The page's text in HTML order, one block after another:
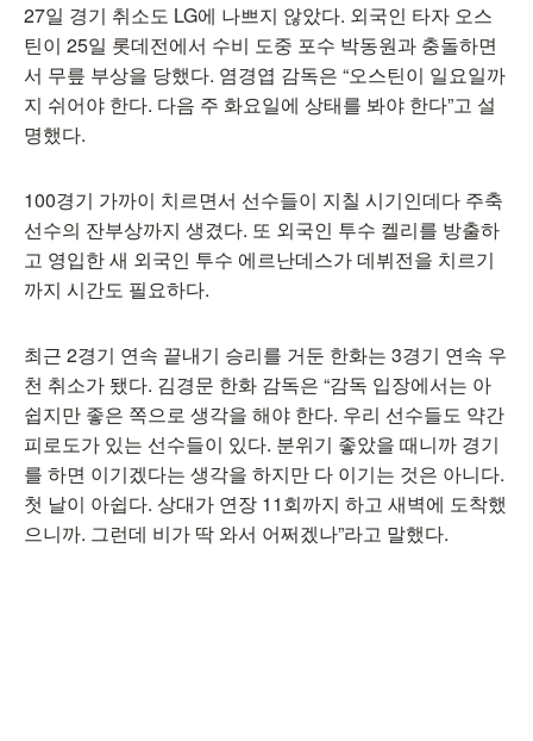
27일 경기 취소도 LG에 나쁘지 않았다. 외국인 타자 오스
틴이 25일 롯데전에서 수비 도중 포수 박동원과 충돌하면
서 무릎 부상을 당했다. 염경엽 감독은 “오스틴이 일요일까
지 쉬어야 한다. 다음 주 화요일에 상태를 봐야 한다”고 설
명했다.
100경기 가까이 치르면서 선수들이 지칠 시기인데다 주축
선수의 잔부상까지 생겼다. 또 외국인 투수 켈리를 방출하
고 영입한 새 외국인 투수 에르난데스가 데뷔전을 치르기
까지 시간도 필요하다.
최근 2경기 연속 끝내기 승리를 거둔 한화는 3경기 연속 우
천 취소가 됐다. 김경문 한화 감독은 “감독 입장에서는 아
쉽지만 좋은 쪽으로 생각을 해야 한다. 우리 선수들도 약간
피로도가 있는 선수들이 있다. 분위기 좋았을 때니까 경기
를 하면 이기겠다는 생각을 하지만 다 이기는 것은 아니다.
첫 날이 아쉽다. 상대가 연장 11회까지 하고 새벽에 도착했
으니까. 그런데 비가 딱 와서 어쩌겠나”라고 말했다.